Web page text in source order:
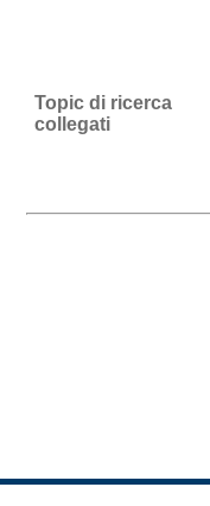
Topic di ricerca
collegati